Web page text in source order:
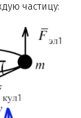
частицу: